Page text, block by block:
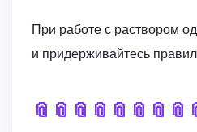
При работе с раствором
и придерживайтесь
📎 📎 📎 📎 📎 📎 📎 📎